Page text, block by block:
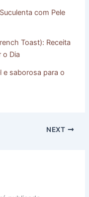
com Pele
Toast): Receita
o Dia
e saborosa para o
NEXT